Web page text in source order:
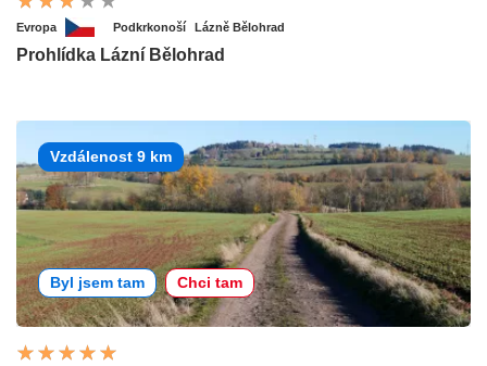
Evropa Podkrkonoší Lázně Bělohrad
Prohlídka Lázní Bělohrad
Vzdálenost 9 km
Byl jsem tam Chci tam